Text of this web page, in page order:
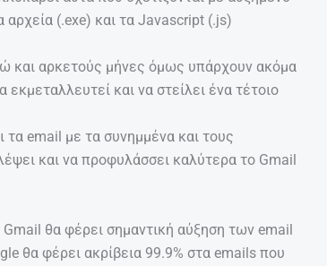
αρχεία (.exe) και τα Javascript (.js)
και αρκετούς μήνες όμως υπάρχουν ακόμα
και να στείλει ένα τέτοιο
τα email με τα συνημμένα και τους
και να προφυλάσσει καλύτερα το Gmail
θα φέρει σημαντική αύξηση των email
θα φέρει ακρίβεια 99.9% στα emails που